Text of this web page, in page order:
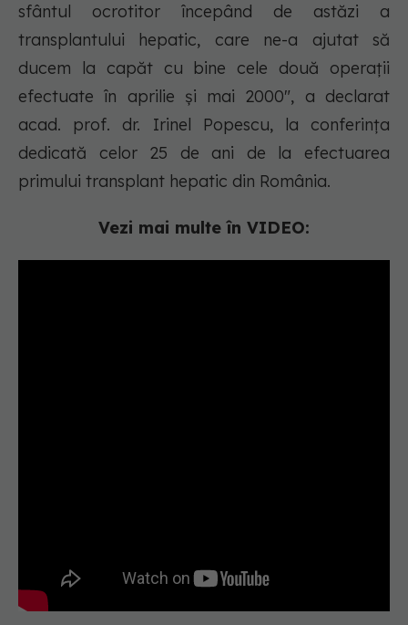
sfântul ocrotitor începând de astăzi a
transplantului hepatic, care ne-a ajutat să
ducem la capăt cu bine cele două operații
efectuate în aprilie și mai 2000", a declarat
acad. prof. dr. Irinel Popescu, la conferința
dedicată celor 25 de ani de la efectuarea
primului transplant hepatic din România.
Vezi mai multe în VIDEO: